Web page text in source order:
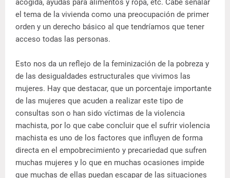
el tema de la vivienda como una preocupación de primer
orden y un derecho básico al que tendríamos que tener
acceso todas las personas.
Esto nos da un reflejo de la feminización de la pobreza y
de las desigualdades estructurales que vivimos las
mujeres. Hay que destacar, que un porcentaje importante
de las mujeres que acuden a realizar este tipo de
consultas son o han sido víctimas de la violencia
machista, por lo que cabe concluir que el sufrir violencia
machista es uno de los factores que influyen de forma
directa en el empobrecimiento y precariedad que sufren
muchas mujeres y lo que en muchas ocasiones impide
que muchas de ellas puedan escapar de las situaciones